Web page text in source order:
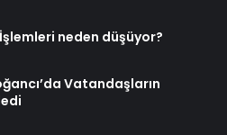
neden düşüyor?
Vatandaşların